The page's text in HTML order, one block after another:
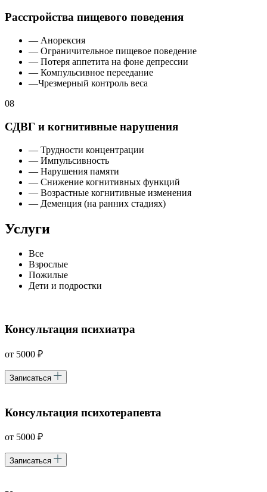
Расстройства пищевого поведения
— Анорексия
— Ограничительное пищевое поведение
— Потеря аппетита на фоне депрессии
— Компульсивное переедание
—Чрезмерный контроль веса
08
СДВГ и когнитивные нарушения
— Трудности концентрации
— Импульсивность
— Нарушения памяти
— Снижение когнитивных функций
— Возрастные когнитивные изменения
— Деменция (на ранних стадиях)
Услуги
Все
Взрослые
Пожилые
Дети и подростки
Консультация психиатра
от 5000 ₽
Записаться
Консультация психотерапевта
от 5000 ₽
Записаться